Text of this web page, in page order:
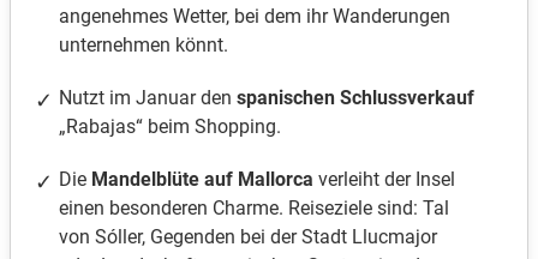
angenehmes Wetter, bei dem ihr Wanderungen
unternehmen könnt.
Nutzt im Januar den spanischen Schlussverkauf
„Rabajas“ beim Shopping.
Die Mandelblüte auf Mallorca verleiht der Insel
einen besonderen Charme. Reiseziele sind: Tal
von Sóller, Gegenden bei der Stadt Llucmajor